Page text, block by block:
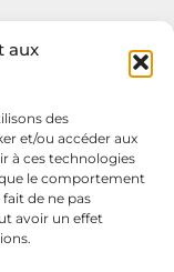
aux
des
et/ou accéder aux
à ces technologies
le comportement
de ne pas
avoir un effet